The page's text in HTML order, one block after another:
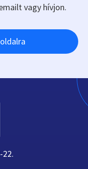
vagy hívjon.
22.